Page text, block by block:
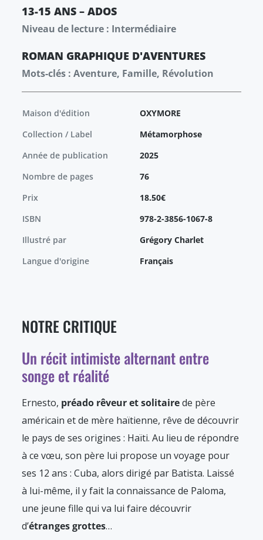
13-15 ANS – ADOS
Niveau de lecture : Intermédiaire
ROMAN GRAPHIQUE D'AVENTURES
Mots-clés : Aventure, Famille, Révolution
Maison d'édition
OXYMORE
Collection / Label
Métamorphose
Année de publication
2025
Nombre de pages
76
Prix
18.50€
ISBN
978-2-3856-1067-8
Illustré par
Grégory Charlet
Langue d'origine
Français
NOTRE CRITIQUE
Un récit intimiste alternant entre
songe et réalité
Ernesto, préado rêveur et solitairede père
américain et de mère haïtienne, rêve de découvrir
le pays de ses origines : Haïti. Au lieu de répondre
à ce vœu, son père lui propose un voyage pour
ses 12 ans : Cuba, alors dirigé par Batista. Laissé
à lui-même, il y fait la connaissance de Paloma,
une jeune fille qui va lui faire découvrir
d’étranges grottes…